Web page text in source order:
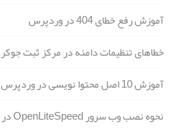
آموزش رفع خطای 404 در وردپرس
خطاهای تنظیمات دامنه در مرکز ثبت جوکر
آموزش 10 اصل محتوا نویسی در وردپرس - قواعد محتوا نویسی
نحوه نصب وب سرور OpenLiteSpeed در CentOS 7